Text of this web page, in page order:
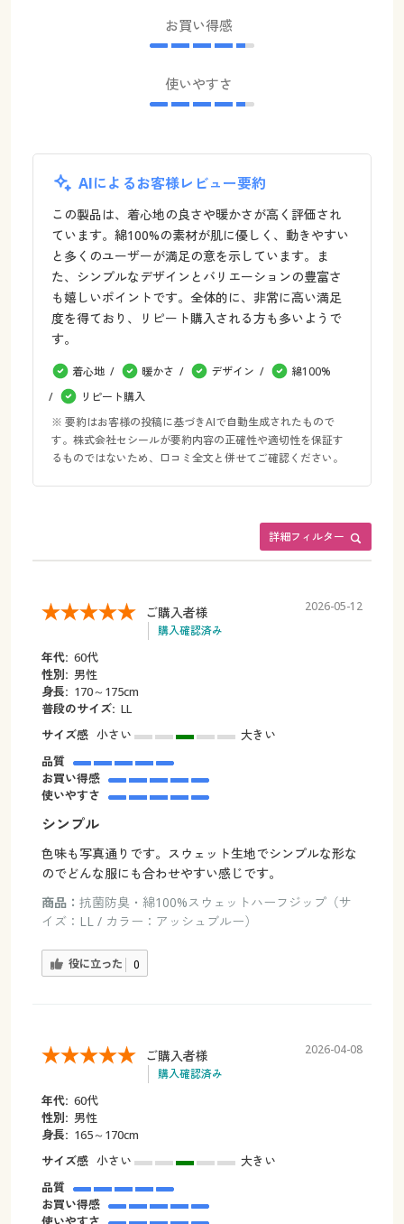
お買い得感
使いやすさ
AIによるお客様レビュー要約
この製品は、着心地の良さや暖かさが高く評価され
ています。綿100%の素材が肌に優しく、動きやすい
と多くのユーザーが満足の意を示しています。ま
た、シンプルなデザインとバリエーションの豊富さ
も嬉しいポイントです。全体的に、非常に高い満足
度を得ており、リピート購入される方も多いようで
す。
着心地 暖かさ デザイン
綿100%
リピート購入
※ 要約はお客様の投稿に基づきAIで自動生成されたもので
す。株式会社セシールが要約内容の正確性や適切性を保証す
るものではないため、口コミ全文と併せてご確認ください。
詳細フィルター
ご購入者様
購入確認済み
2026-05-12
年代: 60代
性別: 男性
身長: 170～175cm
普段のサイズ: LL
サイズ感 小さい
大きい
品質
お買い得感
使いやすさ
シンプル
色味も写真通りです。スウェット生地でシンプルな形な
のでどんな服にも合わせやすい感じです。
商品： 抗菌防臭・綿100%スウェットハーフジップ（サ
イズ：LL / カラー：アッシュブルー）
役に立った 0
ご購入者様
購入確認済み
2026-04-08
年代: 60代
性別: 男性
身長: 165～170cm
サイズ感 小さい
大きい
品質
お買い得感